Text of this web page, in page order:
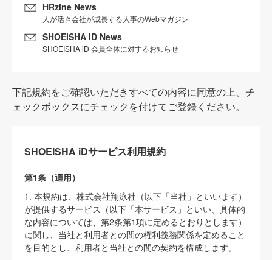
HRzine News
人が活き会社が成長する人事のWebマガジン
SHOEISHA iD News
SHOEISHA iD 会員全体に対するお知らせ
下記規約をご確認いただきすべての内容に同意の上、チ
ェックボックスにチェックを付けてご登録ください。
SHOEISHA iDサービス利用規約
第1条（適用）
1. 本規約は、株式会社翔泳社（以下「当社」といいます）
が提供するサービス（以下「本サービス」といい、具体的
な内容については、第2条第1項に定めるとおりとします）
に関し、当社と利用者との間の権利義務関係を定めること
を目的とし、利用者と当社との間の契約を構成します。